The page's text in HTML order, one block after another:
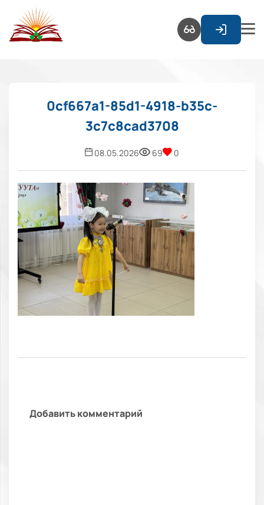
0cf667a1-85d1-4918-b35c-
3c7c8cad3708
08.05.2026 69 0
Добавить комментарий